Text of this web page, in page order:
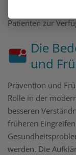
Patienten zur
Die
und
Prävention und
Rolle in der
besseren
früheren
werden. Die